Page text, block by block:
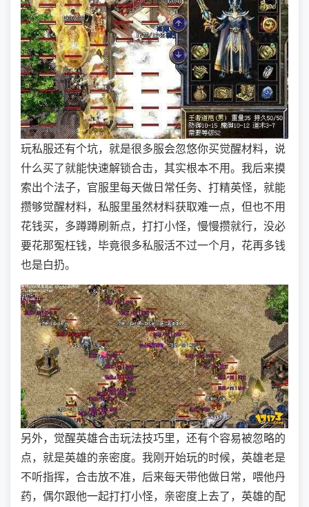
玩私服还有个坑，就是很多服会忽悠你买觉醒材料，说
什么买了就能快速解锁合击，其实根本不用。我后来摸
索出个法子，官服里每天做日常任务、打精英怪，就能
攒够觉醒材料，私服里虽然材料获取难一点，但也不用
花钱买，多蹲蹲刷新点，打打小怪，慢慢攒就行，没必
要花那冤枉钱，毕竟很多私服活不过一个月，花再多钱
也是白扔。
另外，觉醒英雄合击玩法技巧里，还有个容易被忽略的
点，就是英雄的亲密度。我刚开始玩的时候，英雄老是
不听指挥，合击放不准，后来每天带他做日常，喂他丹
药，偶尔跟他一起打打小怪，亲密度上去了，英雄的配